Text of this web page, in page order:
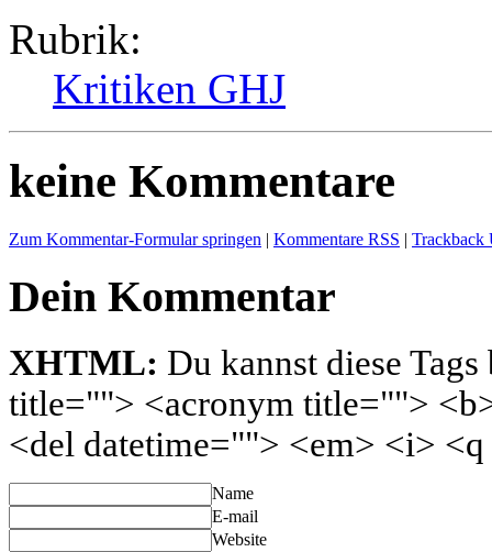
Rubrik:
Kritiken GHJ
keine Kommentare
Zum Kommentar-Formular springen | Kommentare RSS | Trackback
Dein Kommentar
XHTML: Du kannst diese
title=""> <acronym title="">
<del datetime=""> <em> <i>
Name
E-mail
Website